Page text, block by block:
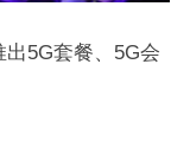
5G套餐、5G会